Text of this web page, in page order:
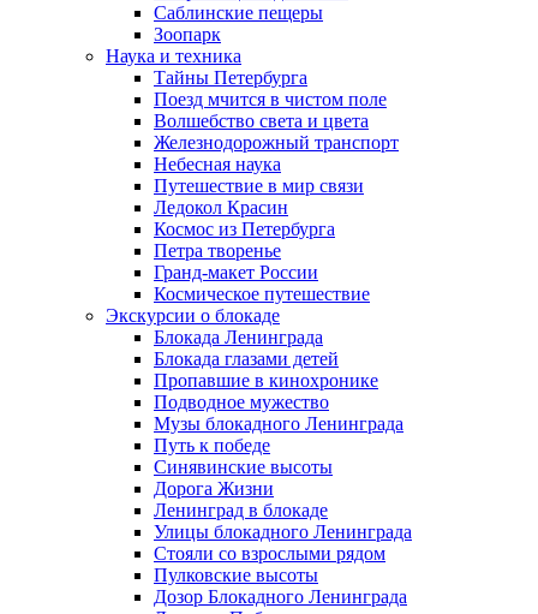
Саблинские пещеры
Зоопарк
Наука и техника
Тайны Петербурга
Поезд мчится в чистом поле
Волшебство света и цвета
Железнодорожный транспорт
Небесная наука
Путешествие в мир связи
Ледокол Красин
Космос из Петербурга
Петра творенье
Гранд-макет России
Космическое путешествие
Экскурсии о блокаде
Блокада Ленинграда
Блокада глазами детей
Пропавшие в кинохронике
Подводное мужество
Музы блокадного Ленинграда
Путь к победе
Синявинские высоты
Дорога Жизни
Ленинград в блокаде
Улицы блокадного Ленинграда
Стояли со взрослыми рядом
Пулковские высоты
Дозор Блокадного Ленинграда